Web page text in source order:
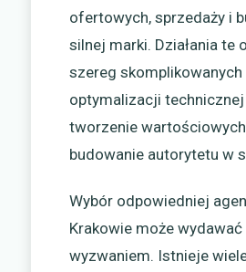
ofertowych, sprzedaży i
silnej marki. Działania te
szereg
optymalizacji
tworzenie
budowanie autorytetu w
Wybór odpowiedniej
Krakowie może wydawać
wyzwaniem. Istnieje